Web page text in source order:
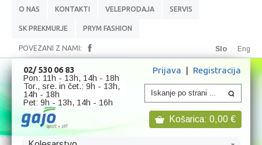
O NAS KONTAKTI VELEPRODAJA SERVIS
SK PREKMURJE PRYM FASHION
POVEZANI Z NAMI: Slo Eng
02/ 530 06 83
Pon: 11h - 13h, 14h - 18h
Tor., sre. in čet.: 9h - 13h,
14h - 18h
Pet: 9h - 13h, 14h - 16h
Prijava | Registracija
Košarica: 0,00 €